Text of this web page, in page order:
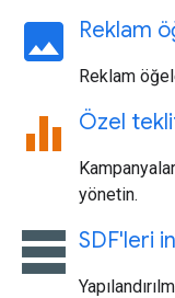
image Reklam
Reklam
equalizer Özel
yönetin.
table_rows SDF'leri